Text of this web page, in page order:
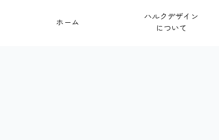
ホーム
ハルクデザイン
について